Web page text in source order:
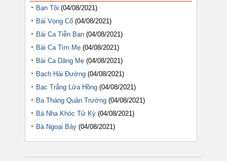
Bạn Tôi (04/08/2021)
Bài Vọng Cổ (04/08/2021)
Bài Ca Tiễn Bạn (04/08/2021)
Bài Ca Tìm Mẹ (04/08/2021)
Bài Ca Dâng Mẹ (04/08/2021)
Bạch Hải Đường (04/08/2021)
Bạc Trắng Lửa Hồng (04/08/2021)
Ba Tháng Quân Trường (04/08/2021)
Bá Nha Khóc Tử Kỳ (04/08/2021)
Bà Ngoại Bảy (04/08/2021)